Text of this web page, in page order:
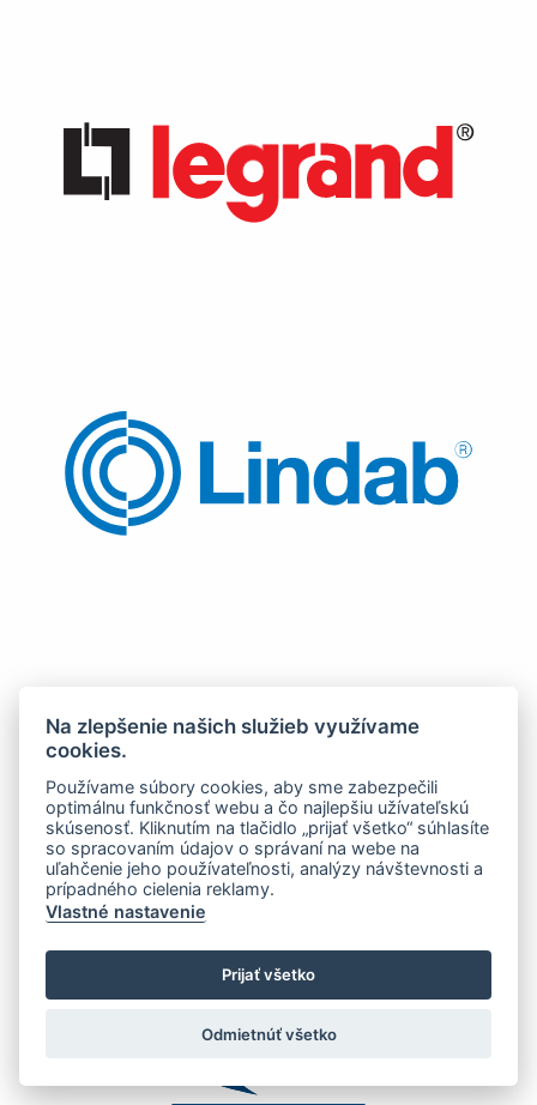
Na zlepšenie našich služieb využívame
cookies.
Používame súbory cookies, aby sme zabezpečili
optimálnu funkčnosť webu a čo najlepšiu užívateľskú
skúsenosť. Kliknutím na tlačidlo „prijať všetko“ súhlasíte
so spracovaním údajov o správaní na webe na
uľahčenie jeho používateľnosti, analýzy návštevnosti a
prípadného cielenia reklamy.
Vlastné nastavenie
Prijať všetko
Odmietnúť všetko